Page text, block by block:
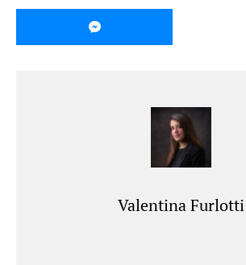
Valentina Furlotti